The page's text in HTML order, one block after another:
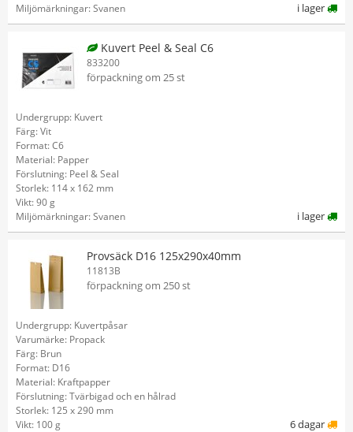
Miljömärkningar: Svanen
i lager
Kuvert Peel & Seal C6
833200
förpackning om 25 st
Undergrupp: Kuvert
Färg: Vit
Format: C6
Material: Papper
Förslutning: Peel & Seal
Storlek: 114 x 162 mm
Vikt: 90 g
Miljömärkningar: Svanen
i lager
Provsäck D16 125x290x40mm
11813B
förpackning om 250 st
Undergrupp: Kuvertpåsar
Varumärke: Propack
Färg: Brun
Format: D16
Material: Kraftpapper
Förslutning: Tvärbigad och en hålrad
Storlek: 125 x 290 mm
Vikt: 100 g
6 dagar